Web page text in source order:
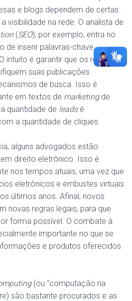
e blogs dependem de certas
visibilidade na rede. O analista de
(SEO), por exemplo, entra no
de inserir palavras-chave
intuito é garantir que os robôs da
suas publicações
de busca. Isso é
em textos de marketingde
quantidade de leadsé
a quantidade de cliques.
alguns advogados estão
direito eletrônico. Isso é
nos tempos atuais, uma vez que
eletrônicos e embustes virtuais
últimos anos. Afinal, novos
novas regras legais, para que
forma possível. O combate à
importante no que se
e produtos oferecidos
(ou “computação na
são bastante procurados e as